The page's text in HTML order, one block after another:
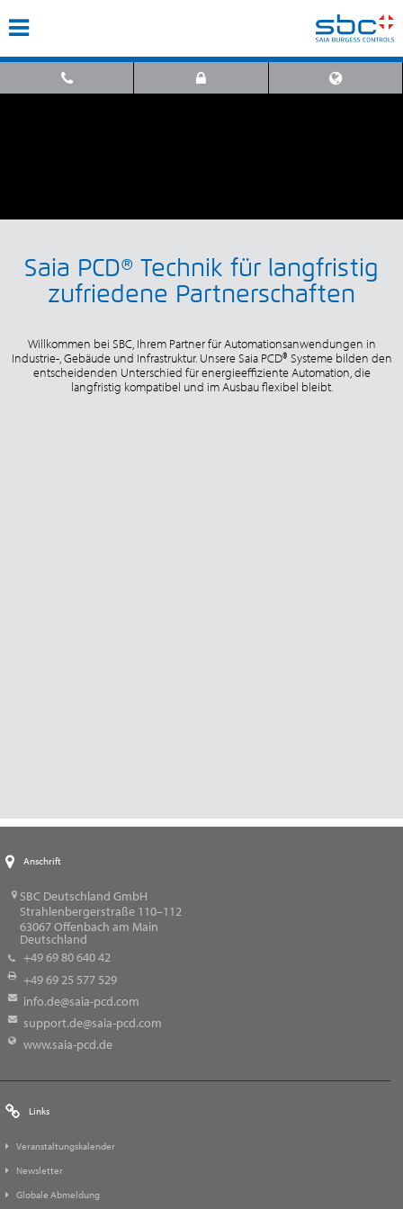
Saia PCD® Technik für langfristig
zufriedene Partnerschaften
Willkommen bei SBC, Ihrem Partner für Automationsanwendungen in
Industrie-, Gebäude und Infrastruktur. Unsere Saia PCD® Systeme bilden den
entscheidenden Unterschied für energieeffiziente Automation, die
langfristig kompatibel und im Ausbau flexibel bleibt.
Anschrift
SBC Deutschland GmbH
Strahlenbergerstraße 110–112
63067Offenbach am Main
Deutschland
+49 69 80 640 42
+49 69 25 577 529
info.de@saia-pcd.com
support.de@saia-pcd.com
www.saia-pcd.de
Links
Veranstaltungskalender
Newsletter
Globale Abmeldung